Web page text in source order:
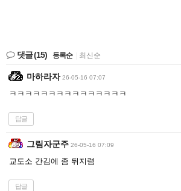
댓글(15) 등록순 최신순
마하라자 26-05-16 07:07
ㅋㅋㅋㅋㅋㅋㅋㅋㅋㅋㅋㅋㅋㅋㅋ
답글
그림자군주 26-05-16 07:09
교도소 간김에 좀 뒤지렴
답글